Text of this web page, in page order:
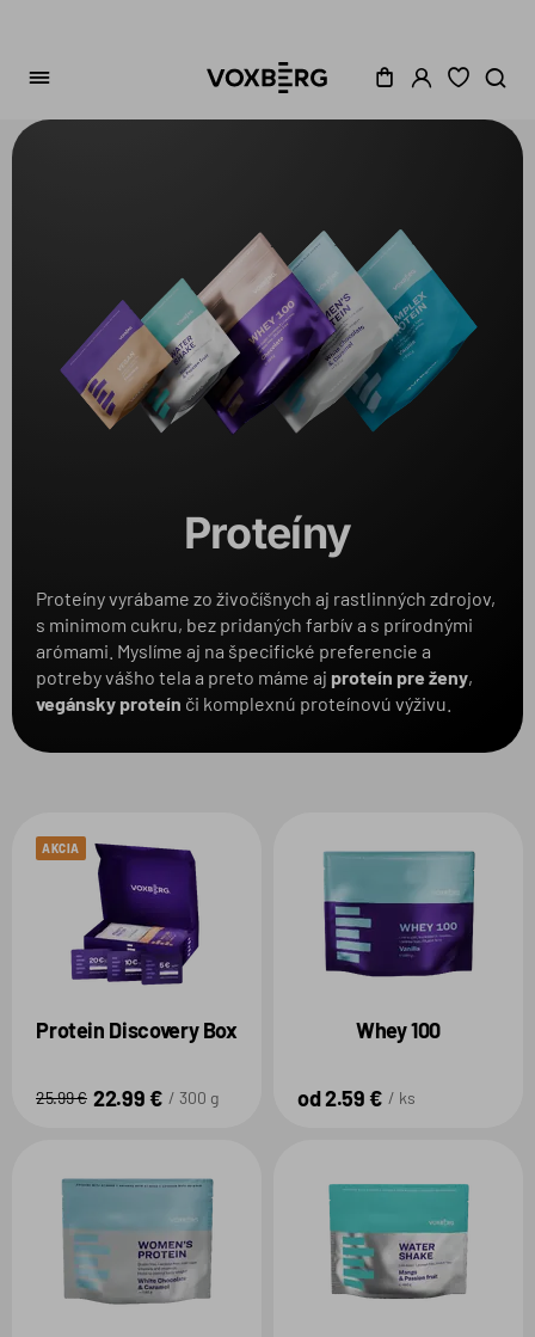
Proteíny
Proteíny vyrábame zo živočíšnych aj rastlinných zdrojov,
s minimom cukru, bez pridaných farbív a s prírodnými
arómami. Myslíme aj na špecifické preferencie a
potreby vášho tela a preto máme aj proteín pre ženy,
vegánsky proteín či komplexnú proteínovú výživu.
AKCIA
Protein Discovery Box
25.99 € 22.99 € 300 g
Whey 100
od 2.59 € ks
Akcia
Dostupné
Produkt